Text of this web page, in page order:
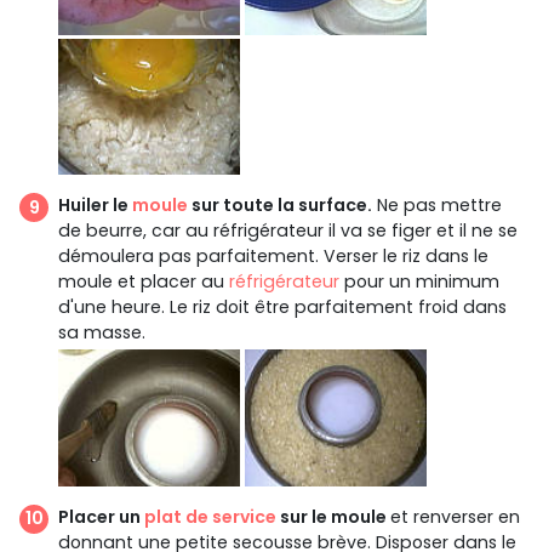
Huiler le moule sur toute la surface. Ne pas mettre
de beurre, car au réfrigérateur il va se figer et il ne se
démoulera pas parfaitement. Verser le riz dans le
moule et placer au réfrigérateur pour un minimum
d'une heure. Le riz doit être parfaitement froid dans
sa masse.
Placer un plat de service sur le moule et renverser en
donnant une petite secousse brève. Disposer dans le